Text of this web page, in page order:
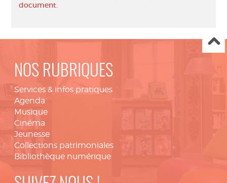
document.
NOS RUBRIQUES
Services & infos pratiques
Agenda
Musique
Cinéma
Jeunesse
Collections patrimoniales
Bibliothèque numérique